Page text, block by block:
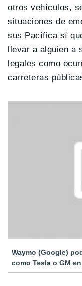
otros vehículos,
situaciones de
sus Pacífica sí
llevar a alguien a
legales como
carreteras
Waymo (Google)
como Tesla o GM